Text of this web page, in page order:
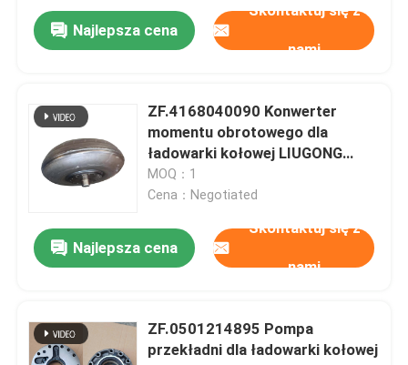
Części przekładni ZF
Części silnika CUMMINS
Pozostałe części taśm
Części XCMG
Najlepsza cena
Skontaktuj się z
nami
ZF.4168040090 Konwerter
momentu obrotowego dla
ładowarki kołowej LIUGONG
CLG856H、CLG862H、
CLG870H、CLG886H Przekaz
MOQ：1
Cena：Negotiated
Najlepsza cena
Skontaktuj się z
nami
ZF.0501214895 Pompa
przekładni dla ładowarki kołowej